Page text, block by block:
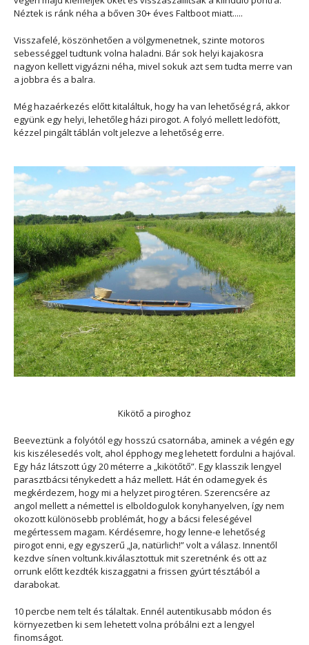
Néztek is ránk néha a bőven 30+ éves Faltboot miatt.....
Visszafelé, köszönhetően a völgymenetnek, szinte motoros
sebességgel tudtunk volna haladni. Bár sok helyi kajakosra
nagyon kellett vigyázni néha, mivel sokuk azt sem tudta merre van
a jobbra és a balra.
Még hazaérkezés előtt kitaláltuk, hogy ha van lehetőség rá, akkor
együnk egy helyi, lehetőleg házi pirogot. A folyó mellett ledöfött,
kézzel pingált táblán volt jelezve a lehetőség erre.
Kikötő a piroghoz
Beeveztünk a folyótól egy hosszú csatornába, aminek a végén egy
kis kiszélesedés volt, ahol épphogy meg lehetett fordulni a hajóval.
Egy ház látszott úgy 20 méterre a „kikötőtő”. Egy klasszik lengyel
parasztbácsi ténykedett a ház mellett. Hát én odamegyek és
megkérdezem, hogy mi a helyzet pirog téren. Szerencsére az
angol mellett a némettel is elboldogulok konyhanyelven, így nem
okozott különösebb problémát, hogy a bácsi feleségével
megértessem magam. Kérdésemre, hogy lenne-e lehetőség
pirogot enni, egy egyszerű „Ja, natürlich!” volt a válasz. Innentől
kezdve sínen voltunk.kiválasztottuk mit szeretnénk és ott az
orrunk előtt kezdték kiszaggatni a frissen gyúrt tésztából a
darabokat.
10 percbe nem telt és tálaltak. Ennél autentikusabb módon és
környezetben ki sem lehetett volna próbálni ezt a lengyel
finomságot.